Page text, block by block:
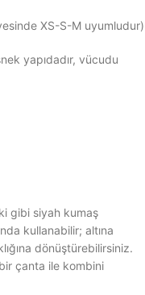
XS-S-M uyumludur)
yapıdadır, vücudu
gibi siyah kumaş
kullanabilir; altına
dönüştürebilirsiniz.
çanta ile kombini